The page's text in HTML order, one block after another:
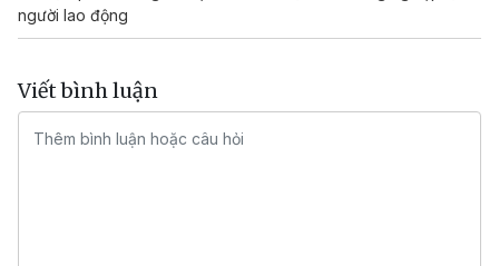
người lao động
Viết bình luận